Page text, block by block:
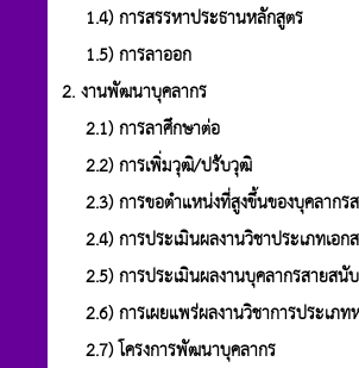
1.4) การสรรหาประธานหลักสูตร
1.5) การลาออก
2. งานพัฒนาบุคลากร
2.1) การลาศึกษาต่อ
2.2) การเพิ่มวุฒิ/ปรับวุฒิ
2.3) การขอตำแหน่งที่สูงขึ้นของบุคลากร
2.4) การประเมินผลงานวิชาประเภทเอก
2.5) การประเมินผลงานบุคลากรสายสนั
2.6) การเผยแพร่ผลงานวิชาการประเภ
2.7) โครงการพัฒนาบุคลากร